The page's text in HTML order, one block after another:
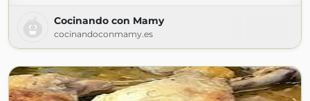
Cocinando con Mamy
cocinandoconmamy.es